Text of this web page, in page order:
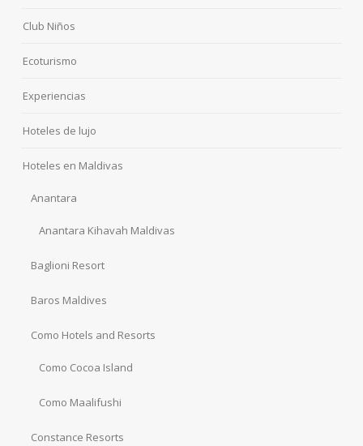
Club Niños
Ecoturismo
Experiencias
Hoteles de lujo
Hoteles en Maldivas
Anantara
Anantara Kihavah Maldivas
Baglioni Resort
Baros Maldives
Como Hotels and Resorts
Como Cocoa Island
Como Maalifushi
Constance Resorts